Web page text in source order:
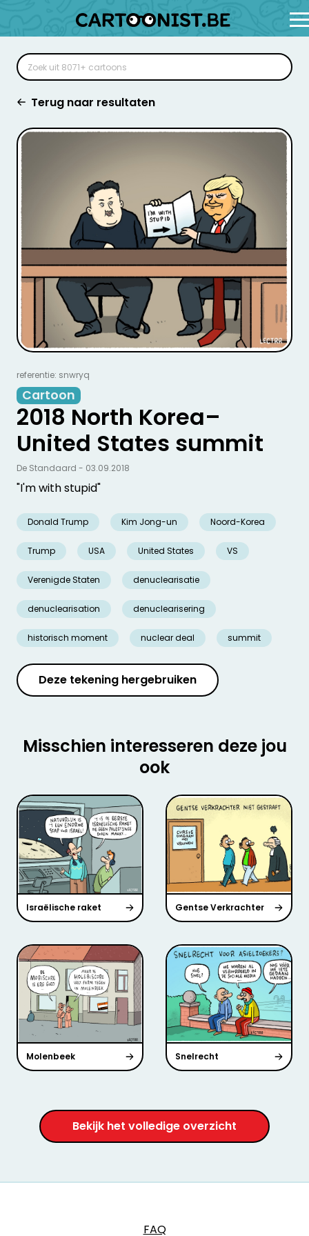
Terug naar resultaten
referentie: snwryq
Cartoon
2018 North Korea–
United States summit
"I'm with stupid"
Donald Trump Kim Jong-un Noord-Korea
Trump USA United States VS
Verenigde Staten denuclearisatie
denuclearisation denuclearisering
historisch moment nuclear deal summit
De Standaard - 03.09.2018
Deze tekening hergebruiken
Misschien interesseren deze jou
ook
Israëlische raket Gentse Verkrachter
Molenbeek Snelrecht
Bekijk het volledige overzicht
FAQ